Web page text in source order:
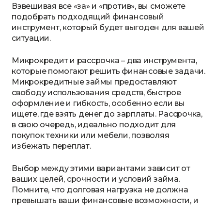
Взвешивая все «за» и «против», вы сможете
подобрать подходящий финансовый
инструмент, который будет выгоден для вашей
ситуации.
Микрокредит и рассрочка – два инструмента,
которые помогают решить финансовые задачи.
Микрокредитные займы предоставляют
свободу использования средств, быстрое
оформление и гибкость, особенно если вы
ищете, где взять денег до зарплаты. Рассрочка,
в свою очередь, идеально подходит для
покупок техники или мебели, позволяя
избежать переплат.
Выбор между этими вариантами зависит от
ваших целей, срочности и условий займа.
Помните, что долговая нагрузка не должна
превышать ваши финансовые возможности, и